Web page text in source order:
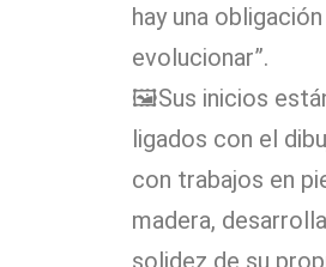
hay una
evolucionar”.
🖼Sus inicios
ligados con el
con trabajos en
madera,
solidez de su